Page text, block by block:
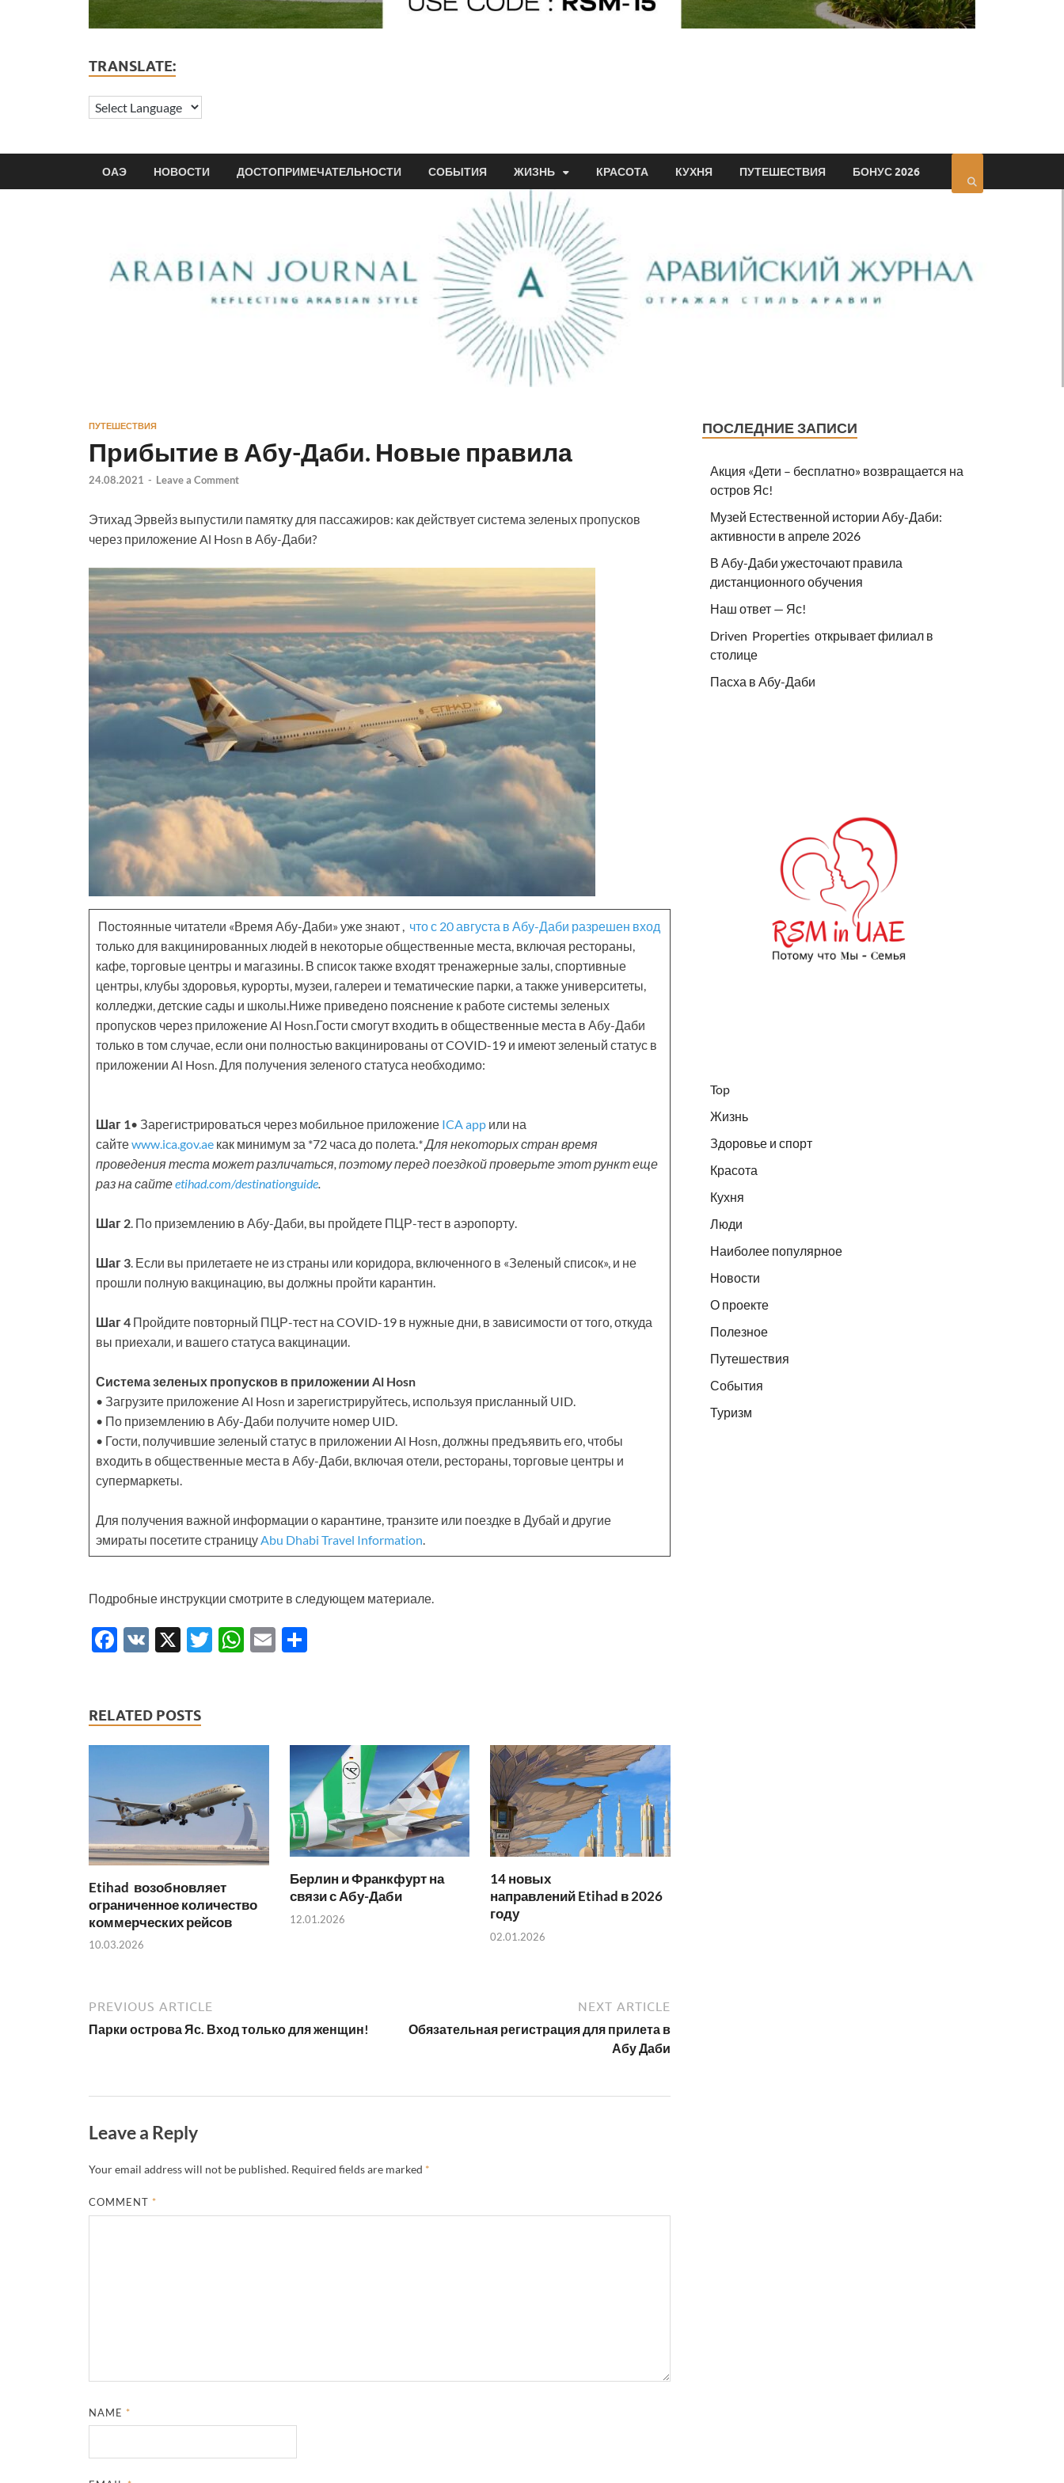
TRANSLATE:
ОАЭ НОВОСТИ ДОСТОПРИМЕЧАТЕЛЬНОСТИ СОБЫТИЯ ЖИЗНЬ КРАСОТА КУХНЯ ПУТЕШЕСТВИЯ БОНУС 2026
ПУТЕШЕСТВИЯ
Прибытие в Абу-Даби. Новые правила
24.08.2021 - Leave a Comment
Этихад Эрвейз выпустили памятку для пассажиров: как действует система зеленых пропусков
через приложение Al Hosn в Абу-Даби?
Постоянные читатели «Время Абу-Даби» уже знают , что с 20 августа в Абу-Даби разрешен вход
только для вакцинированных людей в некоторые общественные места, включая рестораны,
кафе, торговые центры и магазины. В список также входят тренажерные залы, спортивные
центры, клубы здоровья, курорты, музеи, галереи и тематические парки, а также университеты,
колледжи, детские сады и школы.Ниже приведено пояснение к работе системы зеленых
пропусков через приложение Al Hosn.Гости смогут входить в общественные места в Абу-Даби
только в том случае, если они полностью вакцинированы от COVID-19 и имеют зеленый статус в
приложении Al Hosn. Для получения зеленого статуса необходимо:
Шаг 1• Зарегистрироваться через мобильное приложение ICA app или на
сайтеwww.ica.gov.ae как минимум за *72 часа до полета.*Для некоторых стран время
проведения теста может различаться, поэтому перед поездкой проверьте этот рункт еще
раз на сайтеetihad.com/destinationguide.
Шаг 2. По приземлению в Абу-Даби, вы пройдете ПЦР-тест в аэропорту.
Шаг 3. Если вы прилетаете не из страны или коридора, включенного в «Зеленый список», и не
прошли полную вакцинацию, вы должны пройти карантин.
Шаг 4 Пройдите повторный ПЦР-тест на COVID-19 в нужные дни, в зависимости от того, откуда
вы приехали, и вашего статуса вакцинации.
Система зеленых пропусков в приложении Al Hosn
• Загрузите приложение Al Hosn и зарегистрируйтесь, используя присланный UID.
• По приземлению в Абу-Даби получите номер UID.
• Гости, получившие зеленый статус в приложении Al Hosn, должны предъявить его, чтобы
входить в общественные места в Абу-Даби, включая отели, рестораны, торговые центры и
супермаркеты.
Для получения важной информации о карантине, транзите или поездке в Дубай и другие
эмираты посетите страницуAbu Dhabi Travel Information.
Подробные инструкции смотрите в следующем материале.
F
b
o
k
V
X
T
W
A
p
p
E
RELATED POSTS
Etihad возобновляет
ограниченное количество
коммерческих рейсов
10.03.2026
Берлин и Франкфурт на
связи с Абу-Даби
12.01.2026
14 новых
направлений Etihad в 2026
году
02.01.2026
PREVIOUS ARTICLE
Парки острова Яс. Вход только для женщин!
NEXT ARTICLE
Обязательная регистрация для прилета в
Абу Даби
Leave a Reply
Your email address will not be published. Required fields are marked *
COMMENT *
NAME *
ПОСЛЕДНИЕ ЗАПИСИ
Акция «Дети – бесплатно» возвращается на
остров Яс!
Музей Eстественной истории Абу-Даби:
активности в апреле 2026
В Абу-Даби ужесточают правила
дистанционного обучения
Наш ответ — Яс!
Driven Properties открывает филиал в
столице
Пасха в Абу-Даби
Top
Жизнь
Здоровье и спорт
Красота
Кухня
Люди
Наиболее популярное
Новости
О проекте
Полезное
Путешествия
События
Туризм